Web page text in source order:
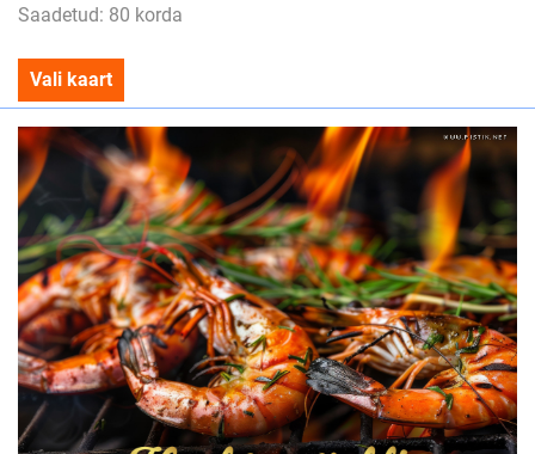
Saadetud: 80 korda
Vali kaart